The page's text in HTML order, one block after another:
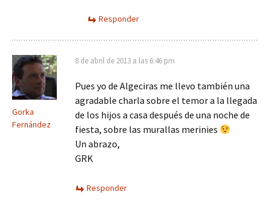
Responder
Gorka
Fernández
8 de abril de 2013 a las 6:46 pm
Pues yo de Algeciras me llevo también una
agradable charla sobre el temor a la llegada
de los hijos a casa después de una noche de
fiesta, sobre las murallas merinies
Un abrazo,
GRK
Responder